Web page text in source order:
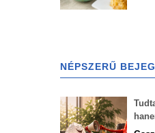
NÉPSZERŰ